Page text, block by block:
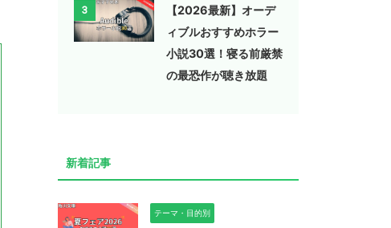
3
【2026最新】オーデ
ィブルおすすめホラー
小説30選！寝る前厳禁
の最恐作が聴き放題
新着記事
テーマ・目的別